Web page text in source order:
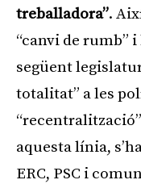
treballadora”.
“canvi de rumb”
següent
totalitat” a les
aquesta línia,
ERC, PSC i